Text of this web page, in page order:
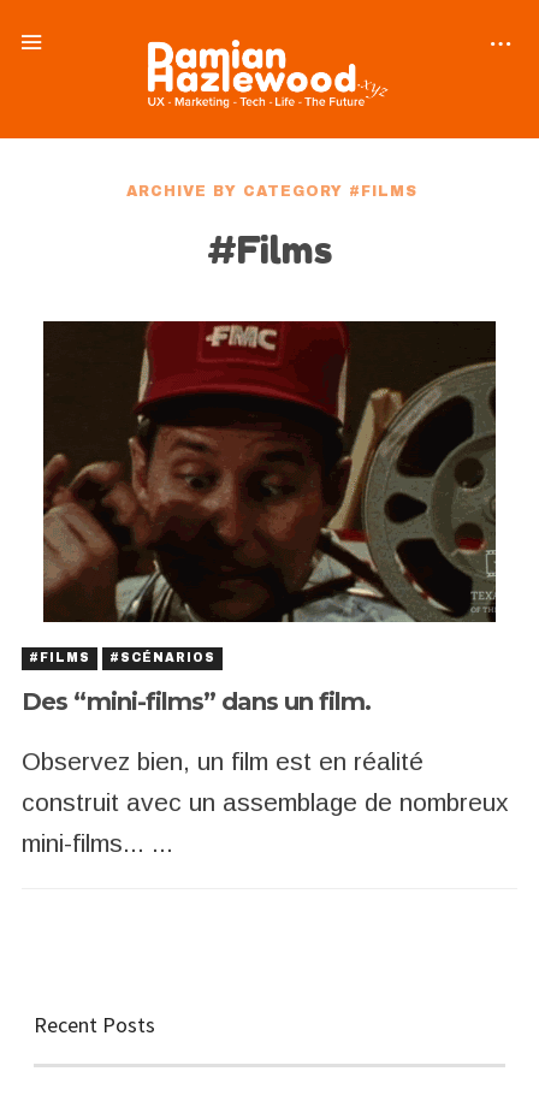
ARCHIVE BY CATEGORY #FILMS
#Films
#FILMS #SCÉNARIOS
Des “mini-films” dans un film.
Observez bien, un film est en réalité
construit avec un assemblage de nombreux
mini-films... ...
Recent Posts